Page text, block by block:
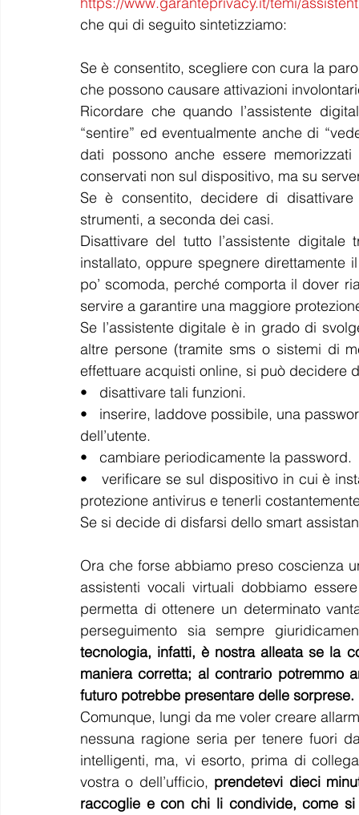
che qui di seguito sintetizziamo:
Se è consentito, scegliere con cura la
che possono causare attivazioni
Ricordare che quando l’assistente
“sentire” ed eventualmente anche di
dati possono anche essere
conservati non sul dispositivo, ma su
Se è consentito, decidere di
strumenti, a seconda dei casi.
Disattivare del tutto l’assistente
installato, oppure spegnere direttamente
po’ scomoda, perché comporta il dover
servire a garantire una maggiore
Se l’assistente digitale è in grado di
altre persone (tramite sms o sistemi di
effettuare acquisti online, si può decidere
•   disattivare tali funzioni.
•   inserire, laddove possibile, una
dell’utente.
•   cambiare periodicamente la password.
•   verificare se sul dispositivo in cui è
protezione antivirus e tenerli
Se si decide di disfarsi dello smart
Ora che forse abbiamo preso coscienza
assistenti vocali virtuali dobbiamo
permetta di ottenere un determinato
perseguimento sia sempre
tecnologia, infatti, è nostra alleata se la
maniera corretta; al contrario potremmo
futuro potrebbe presentare delle sorprese.
Comunque, lungi da me voler creare
nessuna ragione seria per tenere fuori
intelligenti, ma, vi esorto, prima di
vostra o dell’ufficio, prendetevi dieci
raccoglie e con chi li condivide, come